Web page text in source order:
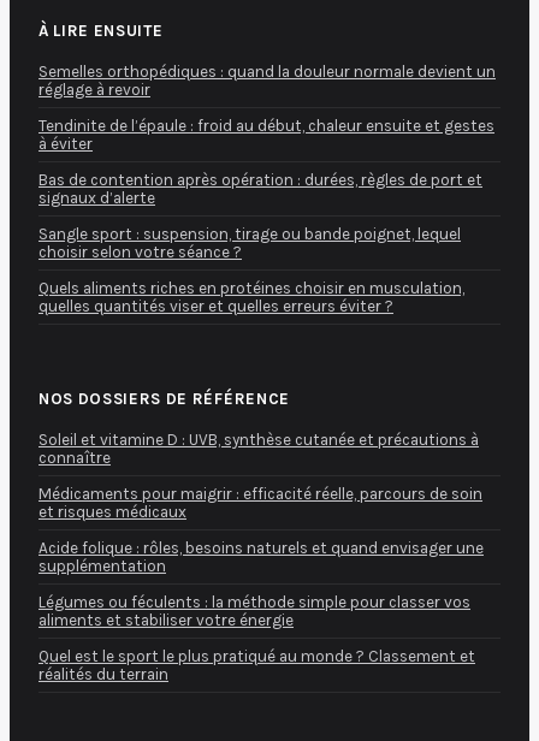
À LIRE ENSUITE
Semelles orthopédiques : quand la douleur normale devient un
réglage à revoir
Tendinite de l’épaule : froid au début, chaleur ensuite et gestes
à éviter
Bas de contention après opération : durées, règles de port et
signaux d’alerte
Sangle sport : suspension, tirage ou bande poignet, lequel
choisir selon votre séance ?
Quels aliments riches en protéines choisir en musculation,
quelles quantités viser et quelles erreurs éviter ?
NOS DOSSIERS DE RÉFÉRENCE
Soleil et vitamine D : UVB, synthèse cutanée et précautions à
connaître
Médicaments pour maigrir : efficacité réelle, parcours de soin
et risques médicaux
Acide folique : rôles, besoins naturels et quand envisager une
supplémentation
Légumes ou féculents : la méthode simple pour classer vos
aliments et stabiliser votre énergie
Quel est le sport le plus pratiqué au monde ? Classement et
réalités du terrain